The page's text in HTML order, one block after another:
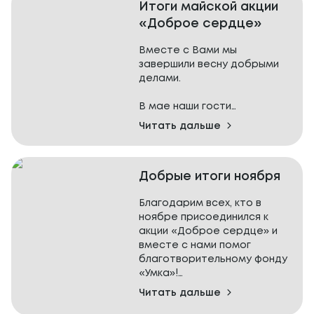
Присоединяйтесь к нашим
попробуйте пиццу Четыре
сыра с сырным бортом.
Как заказать:
• В ресторане: скажите
сырным бортом», или
планшете.
• В доставке: выберите
пиццу, нажмите «Добавить
борт».
Попробуйте уже сегодня!
*Топинг «Сырный борт»
можно добавить только к
Итоги майской акции
«Доброе сердце»
Вместе с Вами мы
завершили весну добрыми
делами.
В мае наши гости
приобретали трубочку со
средства от продажи
благотворительного фонда
который поддерживает
бабушек и дедушек,
оказавшихся в непростой
жизненной ситуации. Многим
из них нужна медицинская
помощь, дорогостоящие
лекарства и продукты
Читать дальше
Добрые итоги ноября
Благодарим всех, кто в
ноябре присоединился к
акции «Доброе сердце» и
вместе с нами помог
благотворительному фонду
«Умка»!
Читать дальше